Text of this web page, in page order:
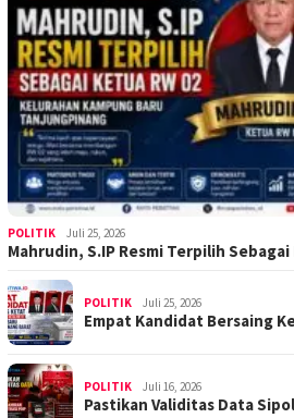
POLITIK Juli 25, 2026
Mahrudin, S.IP Resmi Terpilih
POLITIK Juli 25, 2026
Empat Kandidat Bersaing
POLITIK Juli 16, 2026
Pastikan Validitas Data